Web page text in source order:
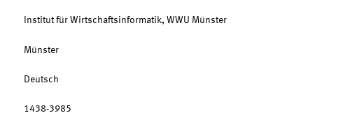
Institut für Wirtschaftsinformatik, WWU Münster
Münster
Deutsch
1438-3985